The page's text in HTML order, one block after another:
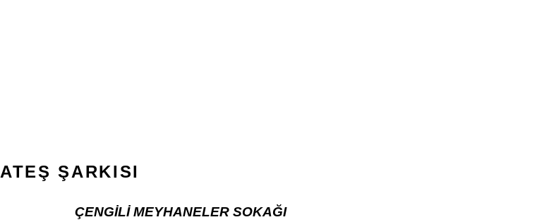
ATEŞ ŞARKISI
ÇENGİLİ MEYHANELER SOKAĞI